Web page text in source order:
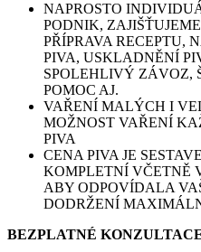
NAPROSTO
PODNIK,
PŘÍPRAVA RECEPTU,
PIVA, USKLADNĚNÍ
SPOLEHLIVÝ ZÁVOZ,
POMOC AJ.
VAŘENÍ MALÝCH I
MOŽNOST VAŘENÍ
PIVA
CENA PIVA JE
KOMPLETNÍ VČETNĚ
ABY ODPOVÍDALA
DODRŽENÍ
BEZPLATNÉ